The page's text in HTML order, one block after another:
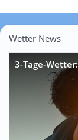
Wetter News
3-Tage-